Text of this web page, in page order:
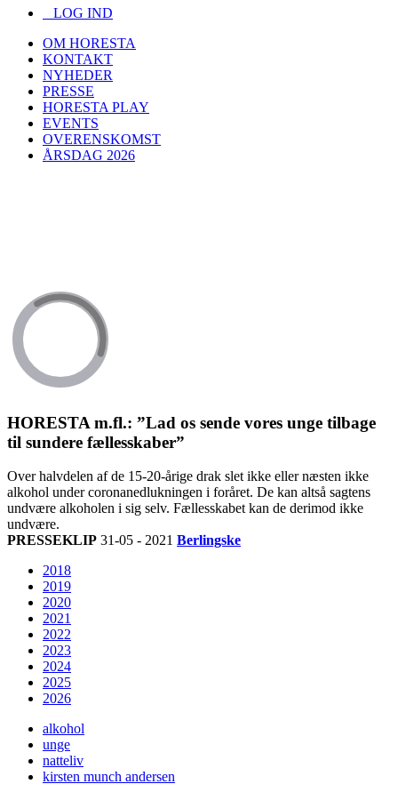
LOG IND
OM HORESTA
KONTAKT
NYHEDER
PRESSE
HORESTA PLAY
EVENTS
OVERENSKOMST
ÅRSDAG 2026
HORESTA m.fl.: ”Lad os sende vores unge tilbage
til sundere fællesskaber”
Over halvdelen af de 15-20-årige drak slet ikke eller næsten ikke
alkohol under coronanedlukningen i foråret. De kan altså sagtens
undvære alkoholen i sig selv. Fællesskabet kan de derimod ikke
undvære.
PRESSEKLIP 31-05 - 2021 Berlingske
2018
2019
2020
2021
2022
2023
2024
2025
2026
alkohol
unge
natteliv
kirsten munch andersen